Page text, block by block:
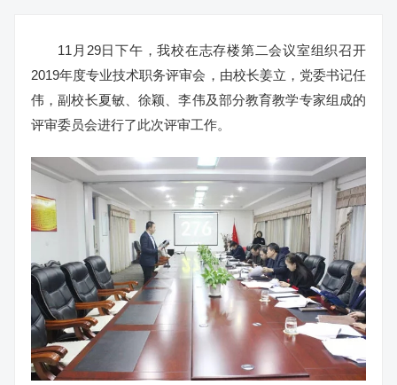
11月29日下午，我校在志存楼第二会议室组织召开
2019年度专业技术职务评审会，由校长姜立，党委书记任
伟，副校长夏敏、徐颖、李伟及部分教育教学专家组成的
评审委员会进行了此次评审工作。